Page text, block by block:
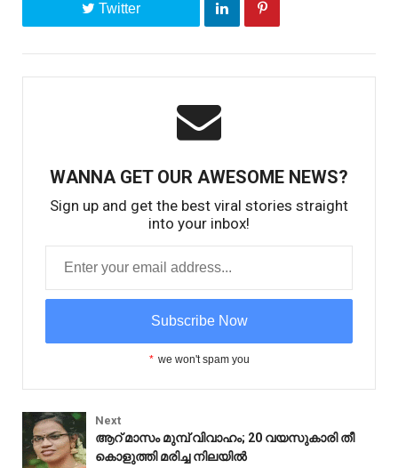
Twitter
WANNA GET OUR AWESOME NEWS?
Sign up and get the best viral stories straight
into your inbox!
* we won't spam you
Next
ആറ് മാസം മുമ്പ് വിവാഹം; 20 വയസുകാരി തീ
കൊളുത്തി മരിച്ച നിലയിൽ